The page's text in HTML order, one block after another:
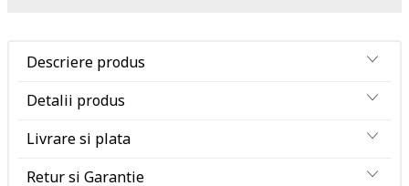
Descriere produs
Detalii produs
Livrare si plata
Retur si Garantie